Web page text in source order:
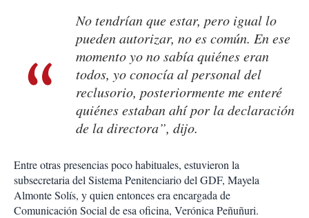
No tendrían que estar, pero igual lo
pueden autorizar, no es común. En ese
momento yo no sabía quiénes eran
todos, yo conocía al personal del
reclusorio, posteriormente me enteré
quiénes estaban ahí por la declaración
de la directora”, dijo.
Entre otras presencias poco habituales, estuvieron la
subsecretaria del Sistema Penitenciario del GDF, Mayela
Almonte Solís, y quien entonces era encargada de
Comunicación Social de esa oficina, Verónica Peñuñuri.